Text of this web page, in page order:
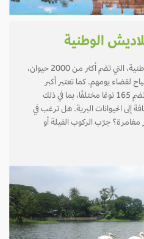
الوطنية
تُعد حديقة حيوانات بنغلاديش الوطنية، التي تضم أكثر من 2000 حيوان،
لقضاء يومهم. كما تعتبر أكبر
حديقة حيوان في بنغلاديش، فهي تضم 165 نوعًا مختلفًا، بما في ذلك
إلى الحيوانات البرية. هل ترغب في
جرّب الركوب الفيلة أو